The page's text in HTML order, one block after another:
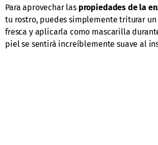
Para aprovechar las propiedades de la
tu rostro, puedes simplemente triturar
fresca y aplicarla como mascarilla
piel se sentirá increíblemente suave al